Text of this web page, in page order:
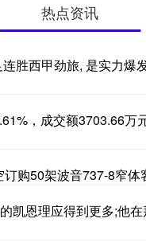
热点资讯
胜西甲劲旅, 是实力爆
，成交额3703.66万
购50架波音737-8窄体
凯恩理应得到更多;他